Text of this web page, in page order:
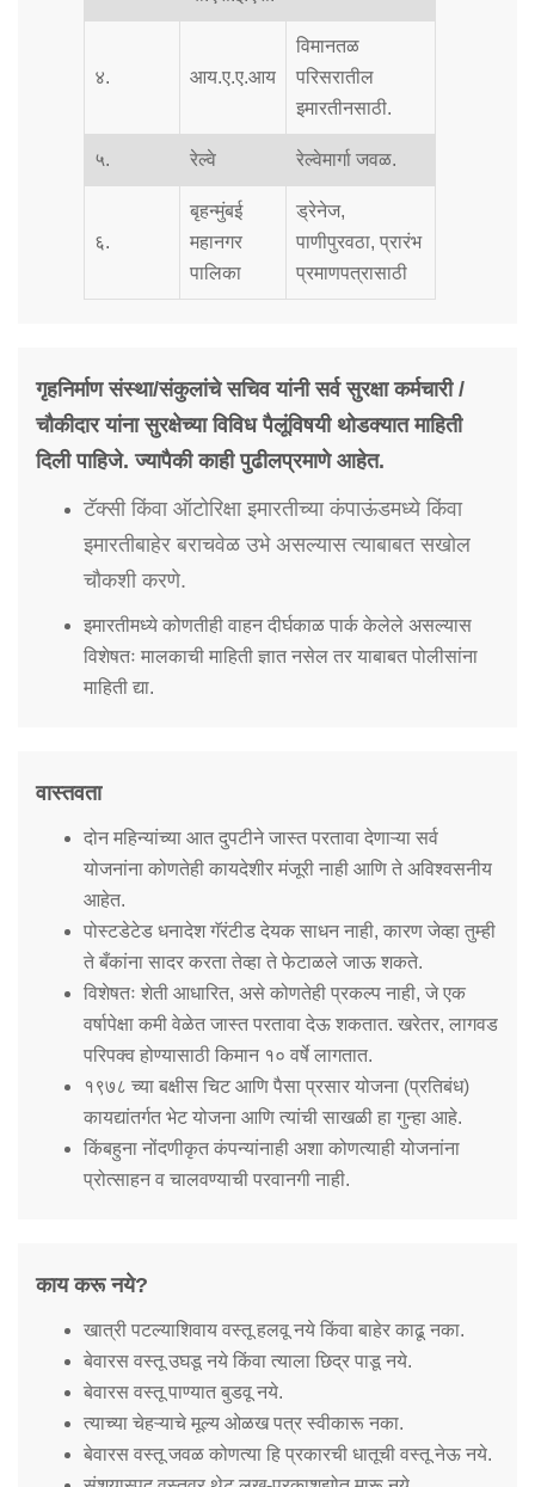
४. आय.ए.ए.आय
विमानतळ
परिसरातील
इमारतीनसाठी.
५. रेल्वे रेल्वेमार्गा जवळ.
६.
बृहन्मुंबई
महानगर
पालिका
ड्रेनेज,
पाणीपुरवठा, प्रारंभ
प्रमाणपत्रासाठी
गृहनिर्माण संस्था/संकुलांचे सचिव यांनी सर्व सुरक्षा कर्मचारी /
चौकीदार यांना सुरक्षेच्या विविध पैलूंविषयी थोडक्यात माहिती
दिली पाहिजे. ज्यापैकी काही पुढीलप्रमाणे आहेत.
टॅक्सी किंवा ऑटोरिक्षा इमारतीच्या कंपाऊंडमध्ये किंवा
इमारतीबाहेर बराचवेळ उभे असल्यास त्याबाबत सखोल
चौकशी करणे.
इमारतीमध्ये कोणतीही वाहन दीर्घकाळ पार्क केलेले असल्यास
विशेषतः मालकाची माहिती ज्ञात नसेल तर याबाबत पोलीसांना
माहिती द्या.
वास्तवता
दोन महिन्यांच्या आत दुपटीने जास्त परतावा देणाऱ्या सर्व
योजनांना कोणतेही कायदेशीर मंजूरी नाही आणि ते अविश्वसनीय
आहेत.
पोस्टडेटेड धनादेश गॅरंटीड देयक साधन नाही, कारण जेव्हा तुम्ही
ते बँकांना सादर करता तेव्हा ते फेटाळले जाऊ शकते.
विशेषतः शेती आधारित, असे कोणतेही प्रकल्प नाही, जे एक
वर्षापेक्षा कमी वेळेत जास्त परतावा देऊ शकतात. खरेतर, लागवड
परिपक्व होण्यासाठी किमान १० वर्षे लागतात.
१९७८ च्या बक्षीस चिट आणि पैसा प्रसार योजना (प्रतिबंध)
कायद्यांतर्गत भेट योजना आणि त्यांची साखळी हा गुन्हा आहे.
किंबहुना नोंदणीकृत कंपन्यांनाही अशा कोणत्याही योजनांना
प्रोत्साहन व चालवण्याची परवानगी नाही.
काय करू नये?
खात्री पटल्याशिवाय वस्तू हलवू नये किंवा बाहेर काढू नका.
बेवारस वस्तू उघडू नये किंवा त्याला छिद्र पाडू नये.
बेवारस वस्तू पाण्यात बुडवू नये.
त्याच्या चेहऱ्याचे मूल्य ओळख पत्र स्वीकारू नका.
बेवारस वस्तू जवळ कोणत्या हि प्रकारची धातूची वस्तू नेऊ नये.